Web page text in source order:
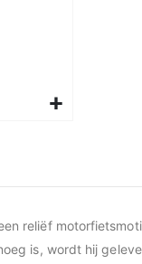
reliëf
is, wordt hij